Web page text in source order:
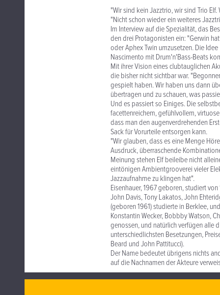
"Wir sind kein Jazztrio, wir sind Trio
"Nicht schon wieder ein weiteres
Im Interview auf die Spezialität, das
den drei Protagonisten ein: "Gerwin
oder Aphex Twin umzusetzen. Die
Nascimento mit Drum'n'Bass-Beats
Mit ihrer Vision eines clubtauglichen
die bisher nicht sichtbar war.
gespielt haben. Wir haben uns dann
übertragen und zu schauen, was
Und es passiert so Einiges. Die
facettenreichem, gefühlvollem,
dass man den augenverdrehenden
Sack für Vorurteile entsorgen kann.
"Wir glauben, dass es eine Menge
Ausdruck, überraschende
Meinung stehen Elf beileibe nicht
eintönigen Ambientgrooverei vieler
Jazzaufnahme zu klingen hat".
Eisenhauer, 1967 geboren, studiert
John Davis, Tony Lakatos, John
(geboren 1961) studierte in Berklee,
Konstantin Wecker, Bobbby Watson,
genossen, und natürlich verfügen alle
unterschiedlichsten Besetzungen,
Beard und John Pattitucci).
Der Name bedeutet übrigens nichts
auf die Nachnamen der Akteure